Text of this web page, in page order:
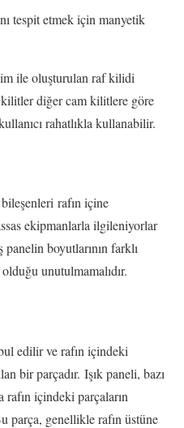
tespit etmek için manyetik
ile oluşturulan raf kilidi
kilitler diğer cam kilitlere göre
rahatlıkla kullanabilir.
rafın içine
ekipmanlarla ilgileniyorlar
boyutlarının farklı
unutulmamalıdır.
edilir ve rafın içindeki
bir parçadır. Işık paneli, bazı
içindeki parçaların
parça, genellikle rafın üstüne